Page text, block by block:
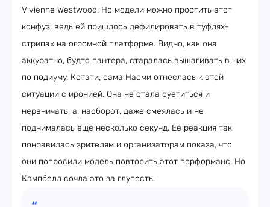
Vivienne Westwood. Но модели можно простить этот
конфуз, ведь ей пришлось дефилировать в туфлях-
стрипах на огромной платформе. Видно, как она
аккуратно, будто пантера, старалась вышагивать в них
по подиуму. Кстати, сама Наоми отнеслась к этой
ситуации с иронией. Она не стала суетиться и
нервничать, а, наоборот, даже смеялась и не
поднималась ещё несколько секунд. Её реакция так
понравилась зрителям и организаторам показа, что
они попросили модель повторить этот перформанс. Но
Кэмпбелл сочла это за глупость.